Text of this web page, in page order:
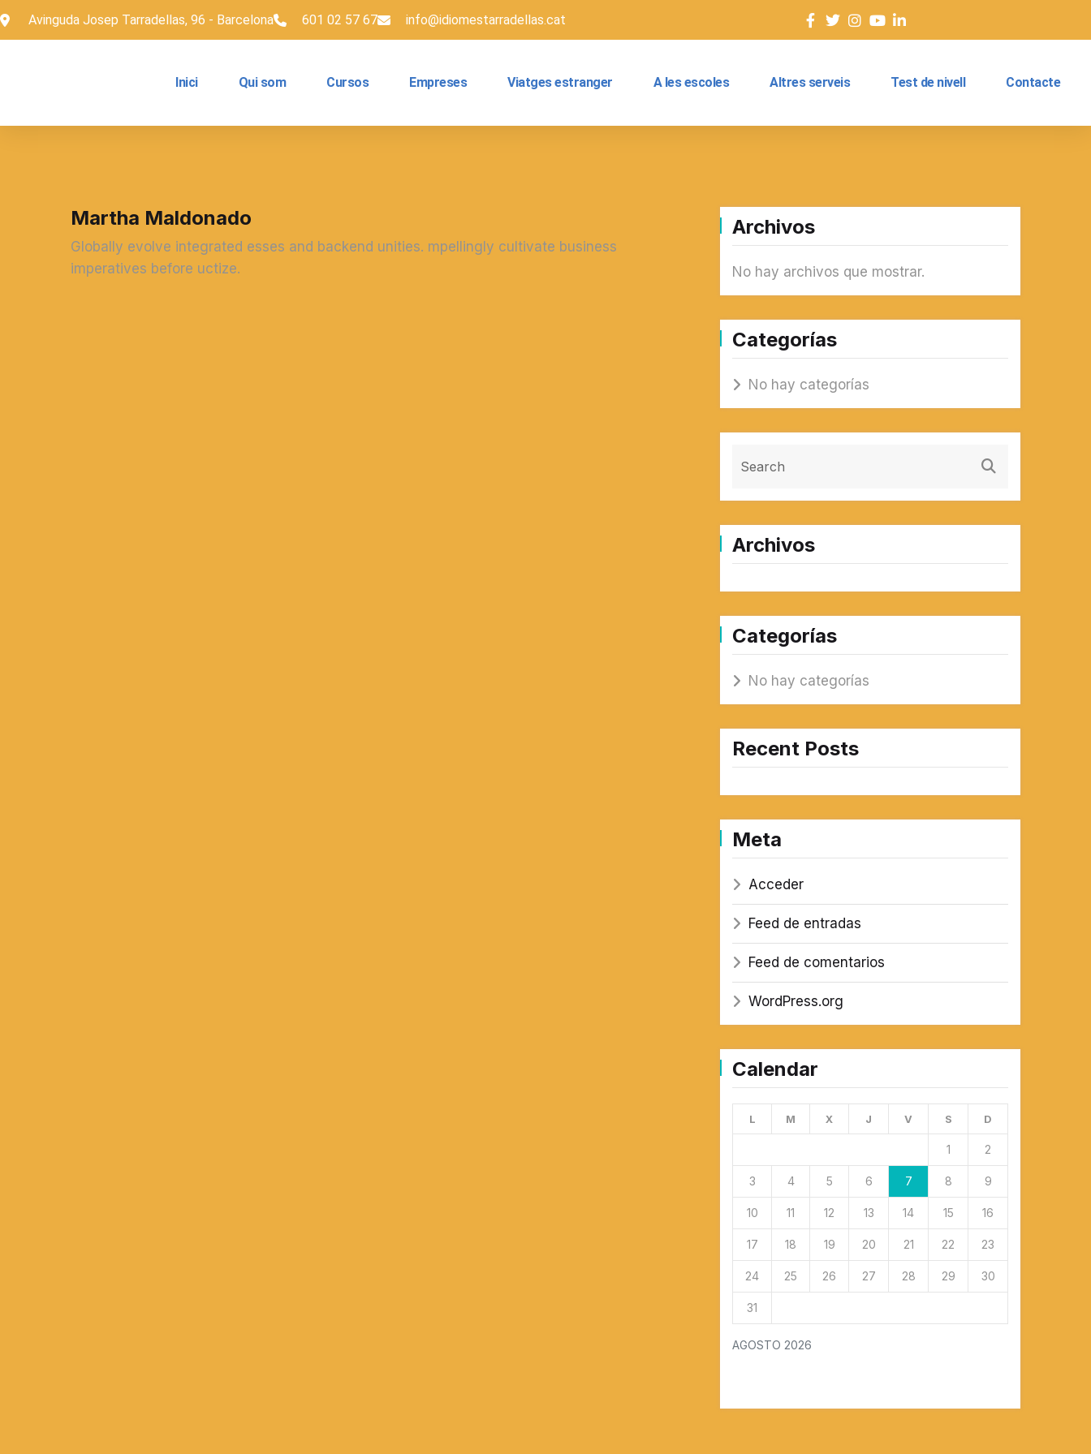
Avinguda Josep Tarradellas, 96 - Barcelona 601 02 57 67 info@idiomestarradellas.cat
Inici Qui som Cursos Empreses Viatges estranger A les escoles Altres serveis Test de nivell Contacte
Martha Maldonado
Globally evolve integrated esses and backend unities. mpellingly cultivate business
imperatives before uctize.
Archivos
No hay archivos que mostrar.
Categorías
No hay categorías
Archivos
Categorías
No hay categorías
Recent Posts
Meta
Acceder
Feed de entradas
Feed de comentarios
WordPress.org
Calendar
AGOSTO 2026
L M X J V S D
1 2
3 4 5 6 7 8 9
10 11 12 13 14 15 16
17 18 19 20 21 22 23
24 25 26 27 28 29 30
31